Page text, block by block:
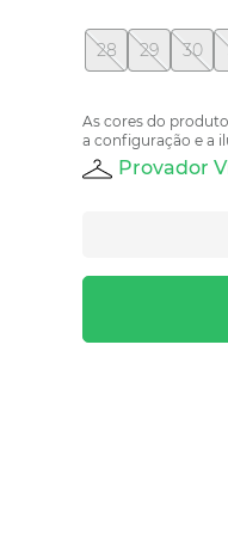
28 29 30
As cores do
a configuração e a
Provador